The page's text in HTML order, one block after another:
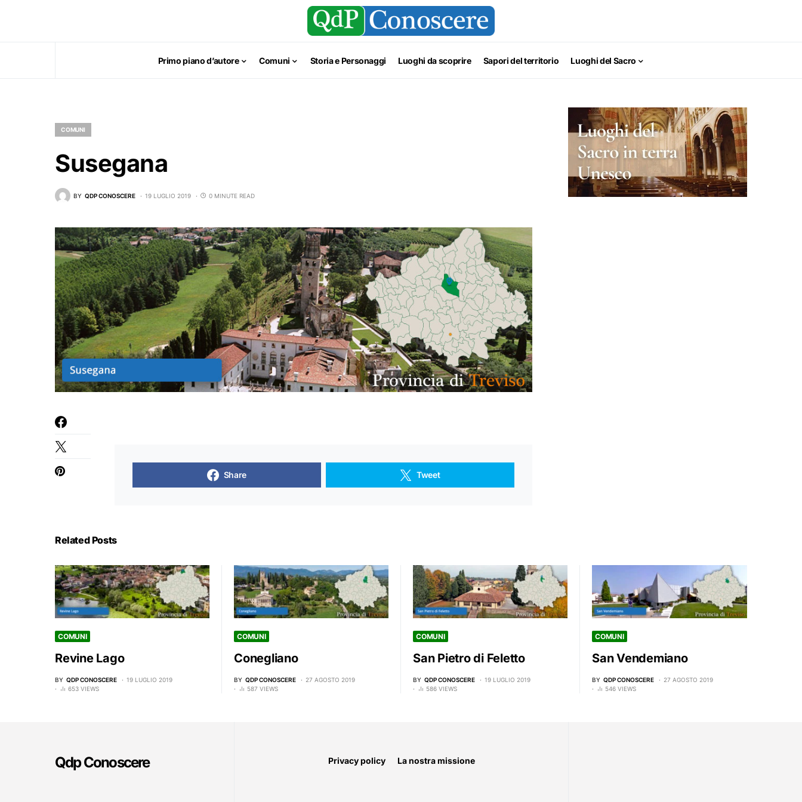
Primo piano d’autore Comuni Storia e Personaggi Luoghi da scoprire Sapori del territorio Luoghi del Sacro
COMUNI
Susegana
BY QDP CONOSCERE 19 LUGLIO 2019 0 MINUTE READ
Share Tweet
Related Posts
COMUNI
Revine Lago
BY QDP CONOSCERE
19 LUGLIO 2019
653 VIEWS
COMUNI
Conegliano
BY QDP CONOSCERE
27 AGOSTO 2019
587 VIEWS
COMUNI
San Pietro di Feletto
BY QDP CONOSCERE
19 LUGLIO 2019
586 VIEWS
COMUNI
San Vendemiano
BY QDP CONOSCERE
27 AGOSTO 2019
546 VIEWS
Qdp Conoscere Privacy policy La nostra missione